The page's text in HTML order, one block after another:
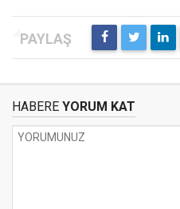
HABERE YORUM KAT